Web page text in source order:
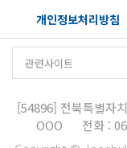
개인정보처리방침
[54896] 전북특별자
OOO
전화 :